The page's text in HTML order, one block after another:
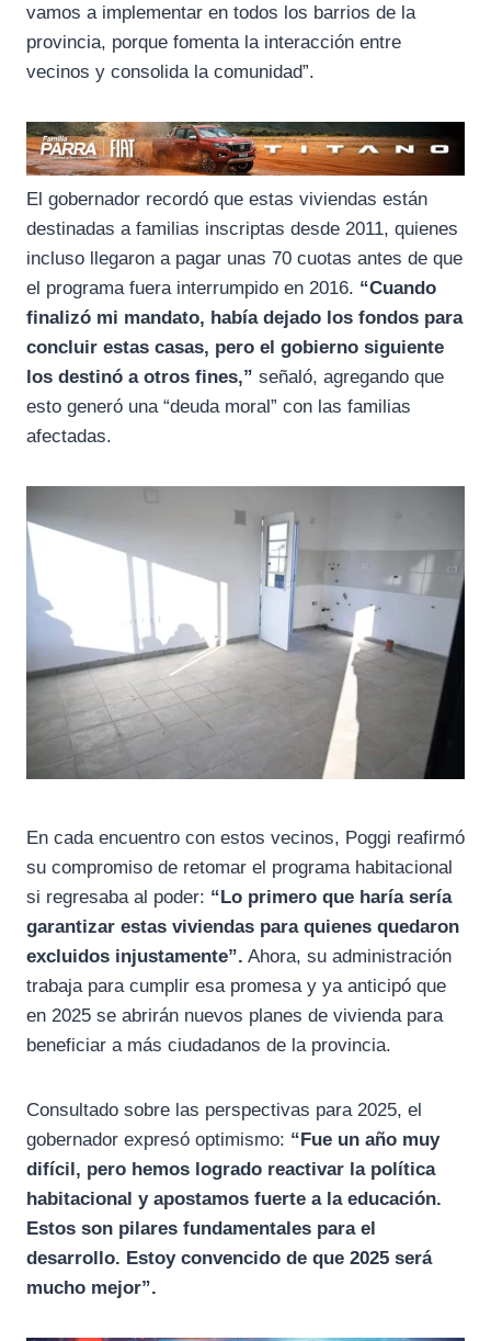
vamos a implementar en todos los barrios de la
provincia, porque fomenta la interacción entre
vecinos y consolida la comunidad”.
El gobernador recordó que estas viviendas están
destinadas a familias inscriptas desde 2011, quienes
incluso llegaron a pagar unas 70 cuotas antes de que
el programa fuera interrumpido en 2016. “Cuando
finalizó mi mandato, había dejado los fondos para
concluir estas casas, pero el gobierno siguiente
los destinó a otros fines,” señaló, agregando que
esto generó una “deuda moral” con las familias
afectadas.
En cada encuentro con estos vecinos, Poggi reafirmó
su compromiso de retomar el programa habitacional
si regresaba al poder: “Lo primero que haría sería
garantizar estas viviendas para quienes quedaron
excluidos injustamente”. Ahora, su administración
trabaja para cumplir esa promesa y ya anticipó que
en 2025 se abrirán nuevos planes de vivienda para
beneficiar a más ciudadanos de la provincia.
Consultado sobre las perspectivas para 2025, el
gobernador expresó optimismo: “Fue un año muy
difícil, pero hemos logrado reactivar la política
habitacional y apostamos fuerte a la educación.
Estos son pilares fundamentales para el
desarrollo. Estoy convencido de que 2025 será
mucho mejor”.